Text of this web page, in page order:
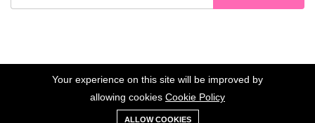
©2023 Hoa Nelly . All Rights Reserved.
0
Xe
Danh sách
Your experience on this site will be improved by
allowing cookies Cookie Policy
ALLOW COOKIES